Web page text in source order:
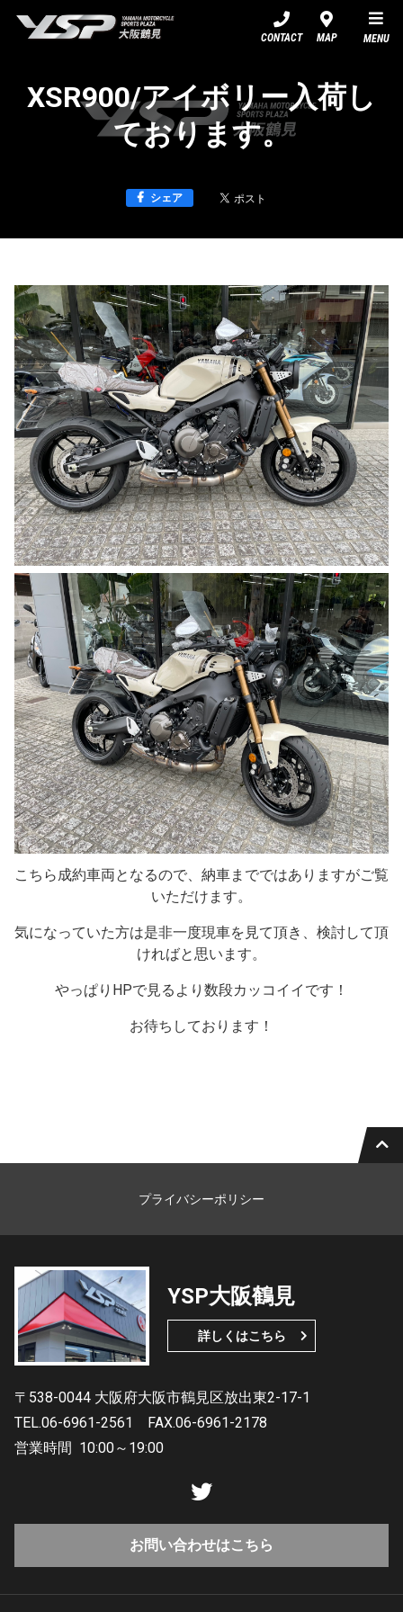
CONTACT MAP MENU
XSR900/アイボリー入荷し
ております。
シェア
こちら成約車両となるので、納車までではありますがご覧
いただけます。
気になっていた方は是非一度現車を見て頂き、検討して頂
ければと思います。
やっぱりHPで見るより数段カッコイイです！
お待ちしております！
プライバシーポリシー
YSP大阪鶴見
詳しくはこちら
〒538-0044 大阪府大阪市鶴見区放出東2-17-1
TEL.06-6961-2561
FAX.06-6961-2178
営業時間 10:00～19:00
お問い合わせはこちら